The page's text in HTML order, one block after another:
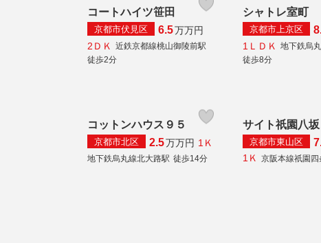
コートハイツ笹田
京都市伏見区 6.5万万円
2ＤＫ
近鉄京都線桃山御陵前駅
徒歩2分
シャトレ室町
京都市上京区
1ＬＤＫ
地下鉄烏
徒歩8分
コットンハウス９５
京都市北区 2.5万万円 1Ｋ
地下鉄烏丸線北大路駅 徒歩14分
サイト祇園八坂
京都市東山区
1Ｋ 京阪本線祇園四